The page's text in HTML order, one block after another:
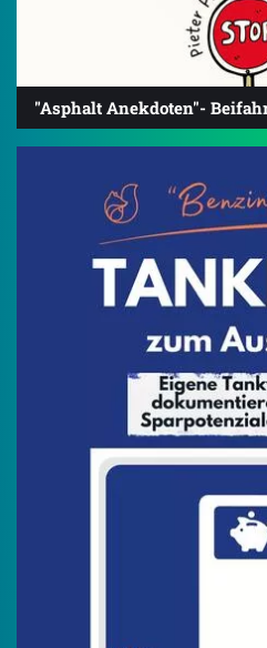
"Asphalt Anekdoten"-